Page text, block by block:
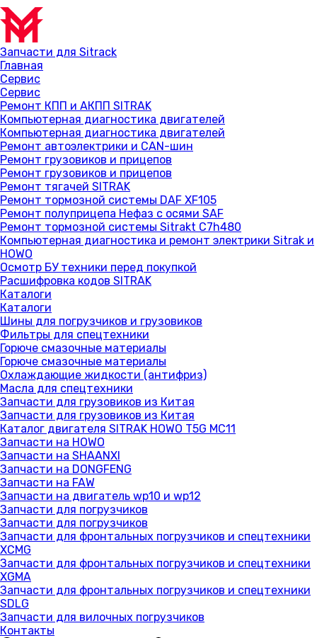
Запчасти для Sitrack
Главная
Сервис
Сервис
Ремонт КПП и АКПП SITRAK
Компьютерная диагностика двигателей
Компьютерная диагностика двигателей
Ремонт автоэлектрики и CAN-шин
Ремонт грузовиков и прицепов
Ремонт грузовиков и прицепов
Ремонт тягачей SITRAK
Ремонт тормозной системы DAF XF105
Ремонт полуприцепа Нефаз с осями SAF
Ремонт тормозной системы Sitrakt C7h480
Компьютерная диагностика и ремонт электрики Sitrak и
HOWO
Осмотр БУ техники перед покупкой
Расшифровка кодов SITRAK
Каталоги
Каталоги
Шины для погрузчиков и грузовиков
Фильтры для спецтехники
Горюче смазочные материалы
Горюче смазочные материалы
Охлаждающие жидкости (антифриз)
Масла для спецтехники
Запчасти для грузовиков из Китая
Запчасти для грузовиков из Китая
Каталог двигателя SITRAK HOWO T5G MC11
Запчасти на HOWO
Запчасти на SHAANXI
Запчасти на DONGFENG
Запчасти на FAW
Запчасти на двигатель wp10 и wp12
Запчасти для погрузчиков
Запчасти для погрузчиков
Запчасти для фронтальных погрузчиков и спецтехники
XCMG
Запчасти для фронтальных погрузчиков и спецтехники
XGMA
Запчасти для фронтальных погрузчиков и спецтехники
SDLG
Запчасти для вилочных погрузчиков
Контакты